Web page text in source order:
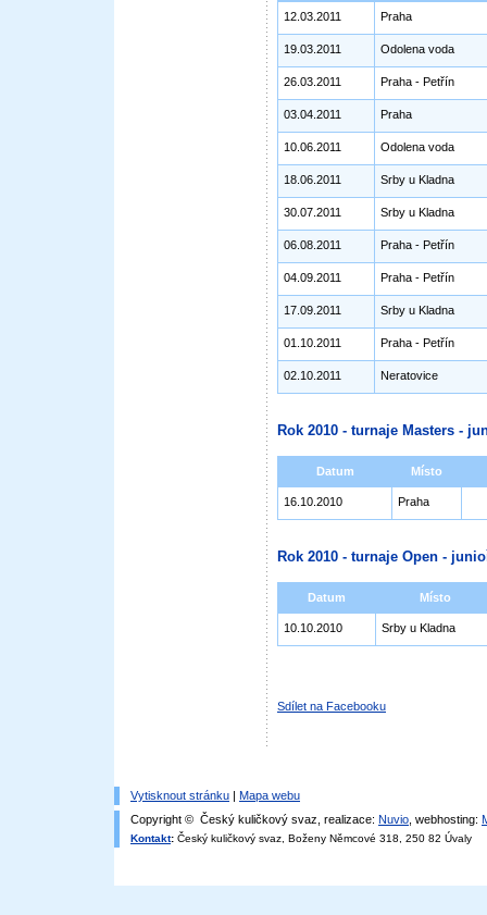
12.03.2011 Praha
19.03.2011 Odolena voda
26.03.2011 Praha - Petřín
03.04.2011 Praha
10.06.2011 Odolena voda
18.06.2011 Srby u Kladna
30.07.2011 Srby u Kladna
06.08.2011 Praha - Petřín
04.09.2011 Praha - Petřín
17.09.2011 Srby u Kladna
01.10.2011 Praha - Petřín
02.10.2011 Neratovice
Rok 2010 - turnaje Masters -
Datum Místo
16.10.2010 Praha
Rok 2010 - turnaje Open -
Datum Místo
10.10.2010 Srby u Kladna
Sdílet na Facebooku
Vytisknout stránku | Mapa webu
Copyright © Český kuličkový svaz, realizace: Nuvio , webhosting:
Kontakt: Český kuličkový svaz, Boženy Němcové 318, 250 82 Úvaly